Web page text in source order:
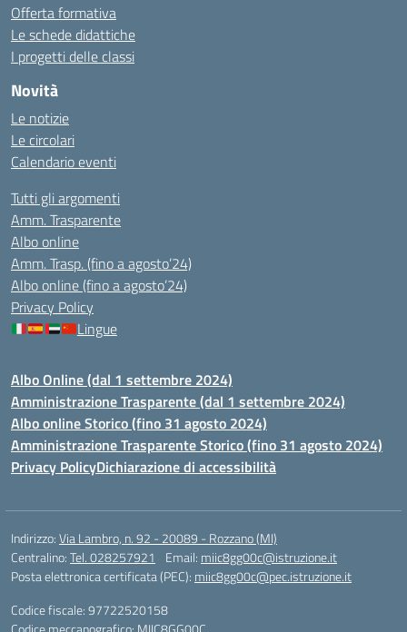
Offerta formativa
Le schede didattiche
I progetti delle classi
Novità
Le notizie
Le circolari
Calendario eventi
Tutti gli argomenti
Amm. Trasparente
Albo online
Amm. Trasp. (fino a agosto’24)
Albo online (fino a agosto’24)
Privacy Policy
Lingue
Albo Online (dal 1 settembre 2024)
Amministrazione Trasparente (dal 1 settembre 2024)
Albo online Storico (fino 31 agosto 2024)
Amministrazione Trasparente Storico (fino 31 agosto 2024)
Privacy PolicyDichiarazione di accessibilità
Indirizzo:Via Lambro, n. 92 - 20089 - Rozzano (MI)
Centralino:Tel. 028257921 Email: miic8gg00c@istruzione.it
Posta elettronica certificata (PEC): miic8gg00c@pec.istruzione.it
Codice fiscale: 97722520158